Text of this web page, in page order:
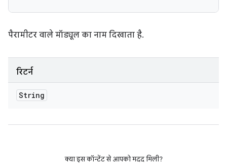
पैरामीटर वाले मॉड्यूल का नाम दिखाता है.
रिटर्न
String
क्या इस कॉन्टेंट से आपको मदद मिली?